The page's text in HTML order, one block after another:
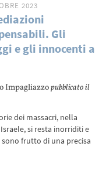
2023
Gli
e gli innocenti a
Impagliazzopubblicato il
dei massacri, nella
si resta inorriditi e
frutto di una precisa